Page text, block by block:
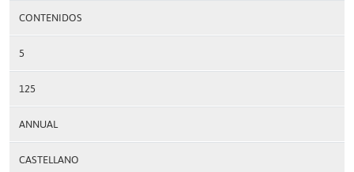
CONTENIDOS
5
125
ANNUAL
CASTELLANO